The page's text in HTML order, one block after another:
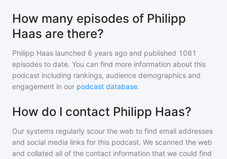
How many episodes of Philipp
Haas are there?
Philipp Haas launched 6 years ago and published 1081
episodes to date. You can find more information about this
podcast including rankings, audience demographics and
engagement in our podcast database.
How do I contact Philipp Haas?
Our systems regularly scour the web to find email addresses
and social media links for this podcast. We scanned the web
and collated all of the contact information that we could find